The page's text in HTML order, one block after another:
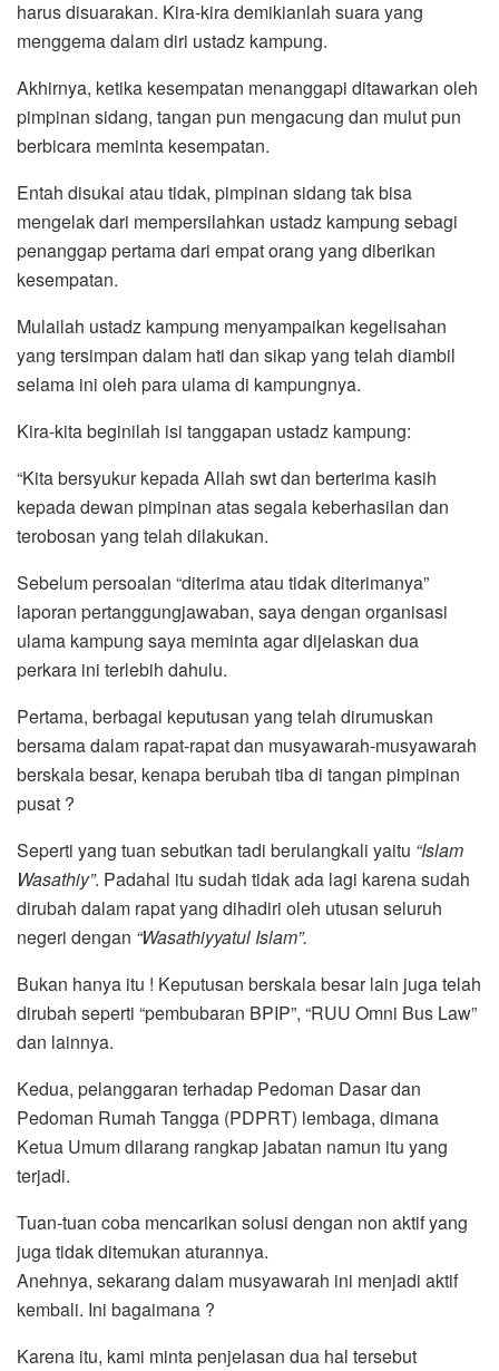
harus disuarakan. Kira-kira demikianlah suara yang
menggema dalam diri ustadz kampung.
Akhirnya, ketika kesempatan menanggapi ditawarkan oleh
pimpinan sidang, tangan pun mengacung dan mulut pun
berbicara meminta kesempatan.
Entah disukai atau tidak, pimpinan sidang tak bisa
mengelak dari mempersilahkan ustadz kampung sebagi
penanggap pertama dari empat orang yang diberikan
kesempatan.
Mulailah ustadz kampung menyampaikan kegelisahan
yang tersimpan dalam hati dan sikap yang telah diambil
selama ini oleh para ulama di kampungnya.
Kira-kita beginilah isi tanggapan ustadz kampung:
“Kita bersyukur kepada Allah swt dan berterima kasih
kepada dewan pimpinan atas segala keberhasilan dan
terobosan yang telah dilakukan.
Sebelum persoalan “diterima atau tidak diterimanya”
laporan pertanggungjawaban, saya dengan organisasi
ulama kampung saya meminta agar dijelaskan dua
perkara ini terlebih dahulu.
Pertama, berbagai keputusan yang telah dirumuskan
bersama dalam rapat-rapat dan musyawarah-musyawarah
berskala besar, kenapa berubah tiba di tangan pimpinan
pusat ?
Seperti yang tuan sebutkan tadi berulangkali yaitu “Islam
Wasathiy”. Padahal itu sudah tidak ada lagi karena sudah
dirubah dalam rapat yang dihadiri oleh utusan seluruh
negeri dengan “Wasathiyyatul Islam”.
Bukan hanya itu ! Keputusan berskala besar lain juga telah
dirubah seperti “pembubaran BPIP”, “RUU Omni Bus Law”
dan lainnya.
Kedua, pelanggaran terhadap Pedoman Dasar dan
Pedoman Rumah Tangga (PDPRT) lembaga, dimana
Ketua Umum dilarang rangkap jabatan namun itu yang
terjadi.
Tuan-tuan coba mencarikan solusi dengan non aktif yang
juga tidak ditemukan aturannya.
Anehnya, sekarang dalam musyawarah ini menjadi aktif
kembali. Ini bagaimana ?
Karena itu, kami minta penjelasan dua hal tersebut